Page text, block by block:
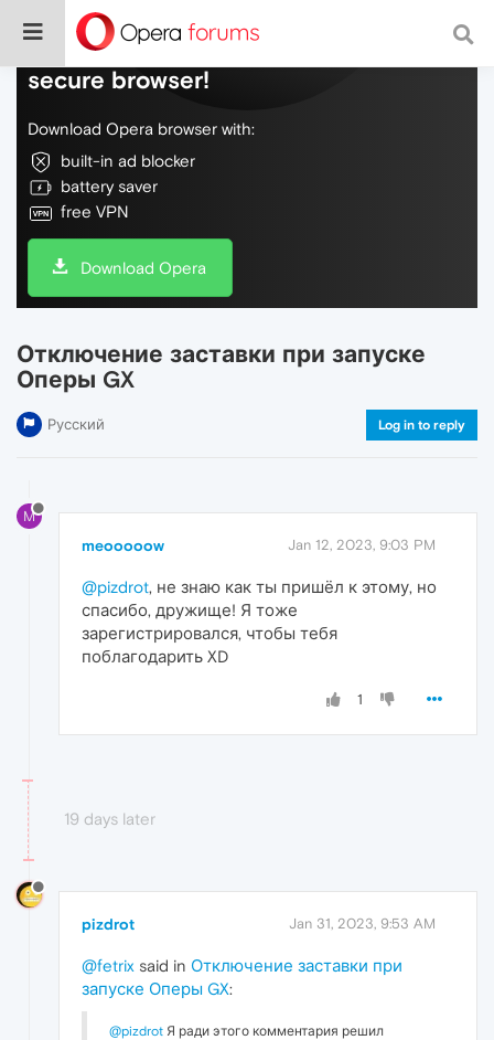
Do more on the web, with a fast and
secure browser!
Download Opera browser with:
built-in ad blocker
battery saver
free VPN
Download Opera
Отключение заставки при запуске
Оперы GX
Русский Log in to reply
M
meooooow Jan 12, 2023, 9:03 PM
@pizdrot, не знаю как ты пришёл к этому, но
спасибо, дружище! Я тоже
зарегистрировался, чтобы тебя
поблагодарить XD
1
19 days later
pizdrot Jan 31, 2023, 9:53 AM
@fetrix said in Отключение заставки при
запуске Оперы GX:
@pizdrot Я ради этого комментария решил